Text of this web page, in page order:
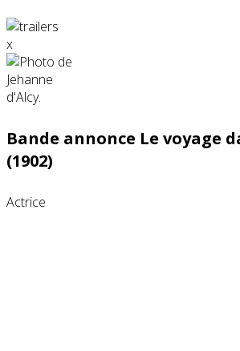
x
Bande annonce Le voyage
(1902)
Actrice